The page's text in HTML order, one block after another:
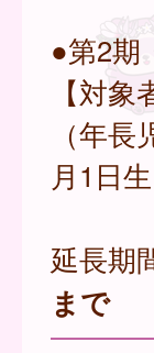
●第2期
【対
（年
月1日
延長期
まで